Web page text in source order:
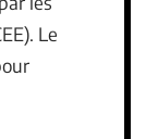
Le